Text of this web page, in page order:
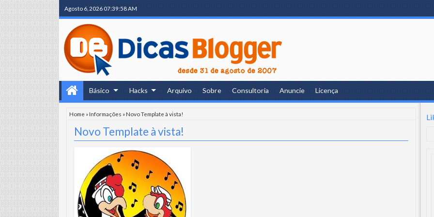
Agosto 6, 202607:39:59 AM
Básico Hacks Arquivo Sobre Consultoria Anuncie Licença
Home »Informações »Novo Template à vista!
Novo Template à vista!